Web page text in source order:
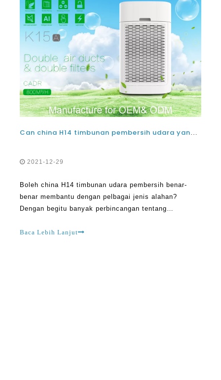
Can china H14 timbunan pembersih udara yang benar-benar membantu dengan pelbagai jenis alahan?
2021-12-29
Boleh china H14 timbunan udara pembersih benar-
benar membantu dengan pelbagai jenis alahan?
Dengan begitu banyak perbincangan tentang
semua orang bagaimana mereka boleh mendapat
Baca Lebih Lanjut